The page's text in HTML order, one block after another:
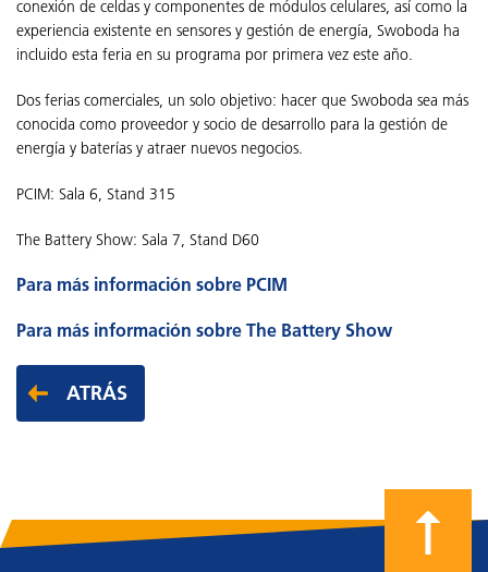
conexión de celdas y componentes de módulos celulares, así como la
experiencia existente en sensores y gestión de energía, Swoboda ha
incluido esta feria en su programa por primera vez este año.
Dos ferias comerciales, un solo objetivo: hacer que Swoboda sea más
conocida como proveedor y socio de desarrollo para la gestión de
energía y baterías y atraer nuevos negocios.
PCIM: Sala 6, Stand 315
The Battery Show: Sala 7, Stand D60
Para más información sobre PCIM
Para más información sobre The Battery Show
ATRÁS